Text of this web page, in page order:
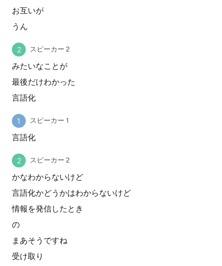
お互いが
うん
スピーカー 2
みたいなことが
最後だけわかった
言語化
スピーカー 1
言語化
スピーカー 2
かなわからないけど
言語化かどうかはわからないけど
情報を発信したとき
の
まあそうですね
受け取り